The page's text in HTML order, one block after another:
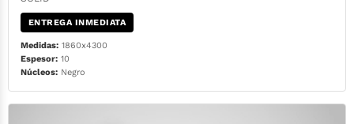
ENTREGA INMEDIATA
Medidas:1860x4300
Espesor:10
Núcleos:Negro